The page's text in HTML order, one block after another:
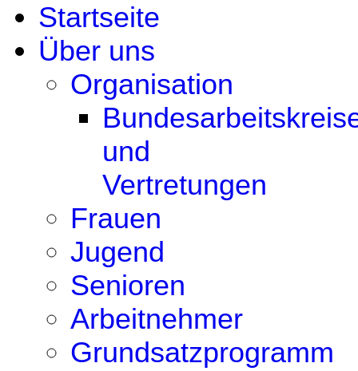
Startseite
Über uns
Organisation
und
Vertretungen
Frauen
Jugend
Senioren
Arbeitnehmer
Grundsatzprogramm